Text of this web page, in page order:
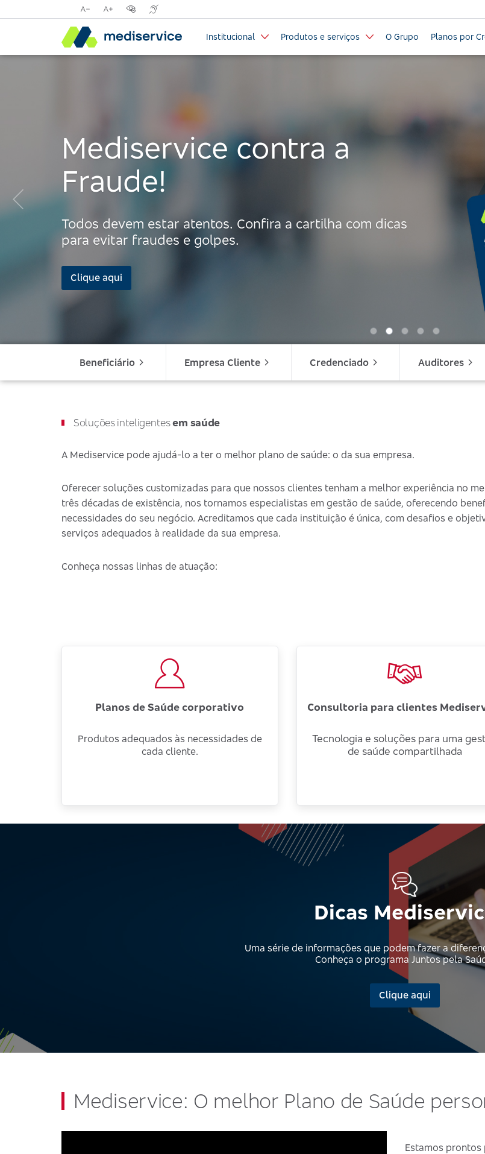
Reduzir
tamanho
da
fonte
Aumentar
da
Opções
contraste
Tradutor
libras
Institucional Produtos e serviços O Grupo Planos por
Mediservice contra a
Fraude!
Todos devem estar atentos. Confira a cartilha com dicas
para evitar fraudes e golpes.
Clique aqui
Anterior:
Beneficiário Empresa Cliente Credenciado Auditores
Soluções inteligentesem saúde
A Mediservice pode ajudá-lo a ter o melhor plano de saúde: o da sua empresa.
Oferecer soluções customizadas para que nossos clientes tenham a melhor experiência no
três décadas de existência, nos tornamos especialistas em gestão de saúde, oferecendo
necessidades do seu negócio. Acreditamos que cada instituição é única, com desafios e
serviços adequados à realidade da sua empresa.
Conheça nossas linhas de atuação:
Planos de Saúde corporativo
Produtos adequados às necessidades de
cada cliente.
Consultoria para clientes
Tecnologia e soluções para uma
de saúde compartilhada
Dicas
Uma série de informações que podem fazer a
Conheça o programa Juntos pela
Clique aqui
Mediservice: O melhor Plano de Saúde
Estamos prontos